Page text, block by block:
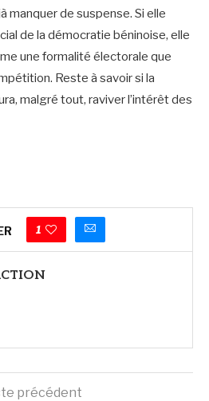
manquer de suspense. Si elle
de la démocratie béninoise, elle
une formalité électorale que
Reste à savoir si la
malgré tout, raviver l’intérêt des
1
précédent